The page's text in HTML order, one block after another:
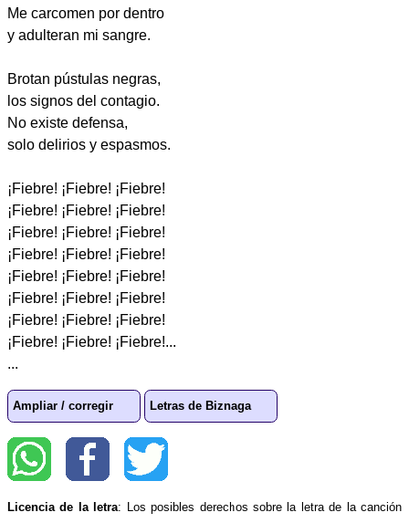
Me carcomen por dentro
y adulteran mi sangre.
Brotan pústulas negras,
los signos del contagio.
No existe defensa,
solo delirios y espasmos.
¡Fiebre! ¡Fiebre! ¡Fiebre!
¡Fiebre! ¡Fiebre! ¡Fiebre!
¡Fiebre! ¡Fiebre! ¡Fiebre!
¡Fiebre! ¡Fiebre! ¡Fiebre!
¡Fiebre! ¡Fiebre! ¡Fiebre!
¡Fiebre! ¡Fiebre! ¡Fiebre!
¡Fiebre! ¡Fiebre! ¡Fiebre!
¡Fiebre! ¡Fiebre! ¡Fiebre!...
...
Ampliar / corregir Letras de Biznaga
Licencia de la letra: Los posibles derechos sobre la letra de la canción